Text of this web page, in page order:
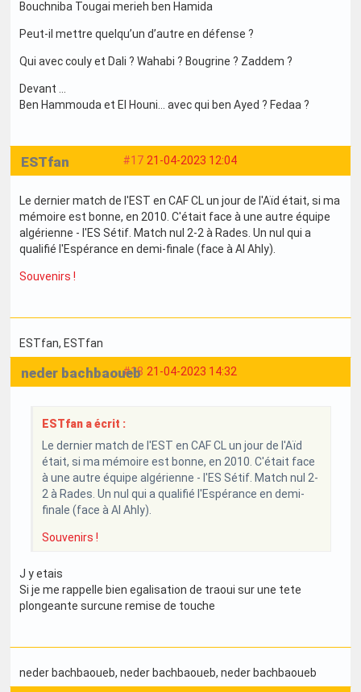
Bouchniba Tougai merieh ben Hamida
Peut-il mettre quelqu’un d’autre en défense ?
Qui avec couly et Dali ? Wahabi ? Bougrine ? Zaddem ?
Devant …
Ben Hammouda et El Houni… avec qui ben Ayed ? Fedaa ?
#17 21-04-2023 12:04
ESTfan
Le dernier match de l'EST en CAF CL un jour de l'Aïd était, si ma
mémoire est bonne, en 2010. C'était face à une autre équipe
algérienne - l'ES Sétif. Match nul 2-2 à Rades. Un nul qui a
qualifié l'Espérance en demi-finale (face à Al Ahly).
Souvenirs !
ESTfan, ESTfan
#18 21-04-2023 14:32
neder bachbaoueb
ESTfan a écrit :
Le dernier match de l'EST en CAF CL un jour de l'Aïd
était, si ma mémoire est bonne, en 2010. C'était face
à une autre équipe algérienne - l'ES Sétif. Match nul 2-
2 à Rades. Un nul qui a qualifié l'Espérance en demi-
finale (face à Al Ahly).
Souvenirs !
J y etais
Si je me rappelle bien egalisation de traoui sur une tete
plongeante surcune remise de touche
neder bachbaoueb, neder bachbaoueb, neder bachbaoueb